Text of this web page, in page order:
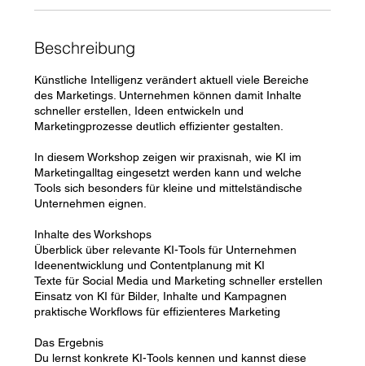
Beschreibung
Künstliche Intelligenz verändert aktuell viele Bereiche
des Marketings. Unternehmen können damit Inhalte
schneller erstellen, Ideen entwickeln und
Marketingprozesse deutlich effizienter gestalten.
In diesem Workshop zeigen wir praxisnah, wie KI im
Marketingalltag eingesetzt werden kann und welche
Tools sich besonders für kleine und mittelständische
Unternehmen eignen.
Inhalte des Workshops
Überblick über relevante KI-Tools für Unternehmen
Ideenentwicklung und Contentplanung mit KI
Texte für Social Media und Marketing schneller erstellen
Einsatz von KI für Bilder, Inhalte und Kampagnen
praktische Workflows für effizienteres Marketing
Das Ergebnis
Du lernst konkrete KI-Tools kennen und kannst diese